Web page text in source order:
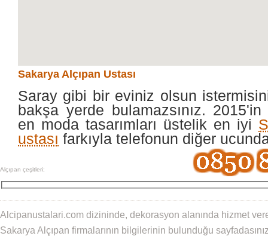
Sakarya Alçıpan Ustası
Saray gibi bir eviniz olsun
bakşa yerde bulamazsınız.
en moda tasarımları üstelik en iyi
ustası farkıyla telefonun diğer
Alçıpan çeşitleri;
Alcipanustalari.com dizininde, dekorasyon alanında hizmet
Sakarya Alçıpan firmalarının bilgilerinin bulunduğu